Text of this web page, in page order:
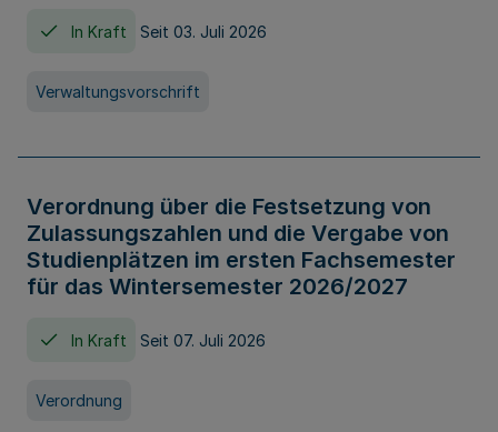
In Kraft Seit 03. Juli 2026
Verwaltungsvorschrift
Verordnung über die Festsetzung von
Zulassungszahlen und die Vergabe von
Studienplätzen im ersten Fachsemester
für das Wintersemester 2026/2027
In Kraft Seit 07. Juli 2026
Verordnung